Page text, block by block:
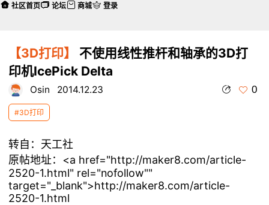
【3D打印】
不使用线性推杆和轴承的3D打
印机IcePick Delta
Osin 2014.12.23 0
#3D打印
转自：天工社
原帖地址：<a href="http://maker8.com/article-
2520-1.html" rel="nofollow""
target="_blank">http://maker8.com/article-
2520-1.html
社区首页 论坛 商城 登录